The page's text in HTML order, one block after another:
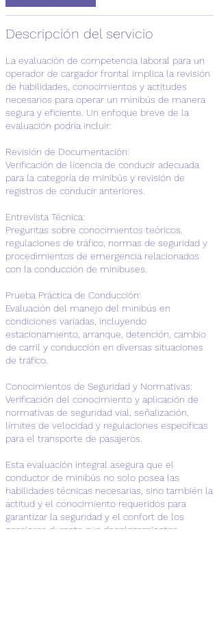
Descripción del servicio
La evaluación de competencia laboral para un
operador de cargador frontal implica la revisión
de habilidades, conocimientos y actitudes
necesarios para operar un minibús de manera
segura y eficiente. Un enfoque breve de la
evaluación podría incluir:
Revisión de Documentación:
Verificación de licencia de conducir adecuada
para la categoría de minibús y revisión de
registros de conducir anteriores.
Entrevista Técnica:
Preguntas sobre conocimientos teóricos,
regulaciones de tráfico, normas de seguridad y
procedimientos de emergencia relacionados
con la conducción de minibuses.
Prueba Práctica de Conducción:
Evaluación del manejo del minibús en
condiciones variadas, incluyendo
estacionamiento, arranque, detención, cambio
de carril y conducción en diversas situaciones
de tráfico.
Conocimientos de Seguridad y Normativas:
Verificación del conocimiento y aplicación de
normativas de seguridad vial, señalización,
límites de velocidad y regulaciones específicas
para el transporte de pasajeros.
Esta evaluación integral asegura que el
conductor de minibús no solo posea las
habilidades técnicas necesarias, sino también la
actitud y el conocimiento requeridos para
garantizar la seguridad y el confort de los
pasajeros durante sus desplazamientos.